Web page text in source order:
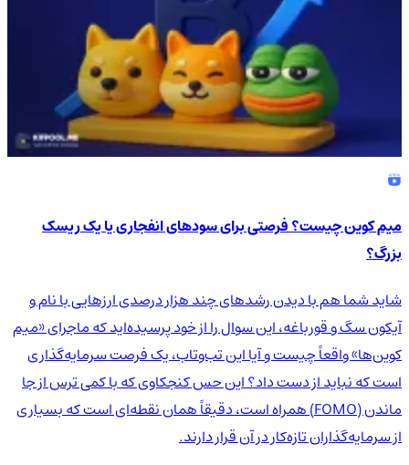
میم کوین چیست؟ فرصتی برای سودهای انفجاری یا یک ریسک
بزرگ؟
شاید شما هم با دیدن رشدهای چند هزار درصدی ارزهایی با نام و
آیکون سگ و قورباغه، این سوال را از خود پرسیده‌اید که ماجرای «میم
کوین‌ها» واقعاً چیست و آیا این تب‌وتاب، یک فرصت سرمایه‌گذاری
است که نباید از دست داد؟ این حس کنجکاوی که با کمی ترس از جا
ماندن (FOMO) همراه است، دقیقاً همان نقطه‌ای است که بسیاری
از سرمایه‌گذاران تازه‌کار در آن قرار دارند.